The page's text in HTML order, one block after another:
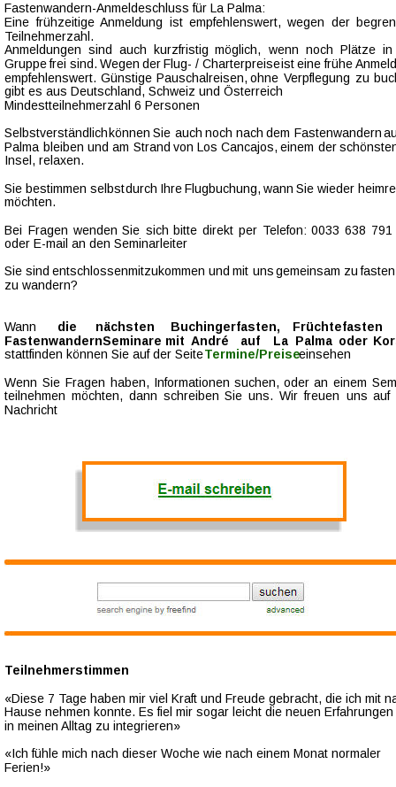
Fastenwandern-Anmeldeschluss für La Palma:
Eine frühzeitige Anmeldung ist empfehlenswert, wegen der
Teilnehmerzahl.
Anmeldungen sind auch kurzfristig möglich, wenn noch Plätze
Gruppe frei sind. Wegen der Flug- / Charterpreise ist eine frühe
empfehlenswert. Günstige Pauschalreisen, ohne Verpflegung zu
gibt es aus Deutschland, Schweiz und Österreich
Mindestteilnehmerzahl 6 Personen
Selbstverständlich können Sie auch noch nach dem Fastenwandern
Palma bleiben und am Strand von Los Cancajos, einem der
Insel, relaxen.
Sie bestimmen selbst durch Ihre Flugbuchung, wann Sie wieder
möchten.
Bei Fragen wenden Sie sich bitte direkt per Telefon: 0033 638
oder E-mail an den Seminarleiter
Sie sind entschlossen mitzukommen und mit uns gemeinsam zu
zu wandern?
Wann die nächsten Buchingerfasten,
Fastenwandern Seminare mit André auf La Palma oder
stattfinden können Sie auf der Seite Termine/Preise einsehen
Wenn Sie Fragen haben, Informationen suchen, oder an einem
teilnehmen möchten, dann schreiben Sie uns. Wir freuen uns auf
Nachricht
Teilnehmerstimmen
«Diese 7 Tage haben mir viel Kraft und Freude gebracht, die ich mit
Hause nehmen konnte. Es fiel mir sogar leicht die neuen
in meinen Alltag zu integrieren»
«Ich fühle mich nach dieser Woche wie nach einem Monat normaler
Ferien!»